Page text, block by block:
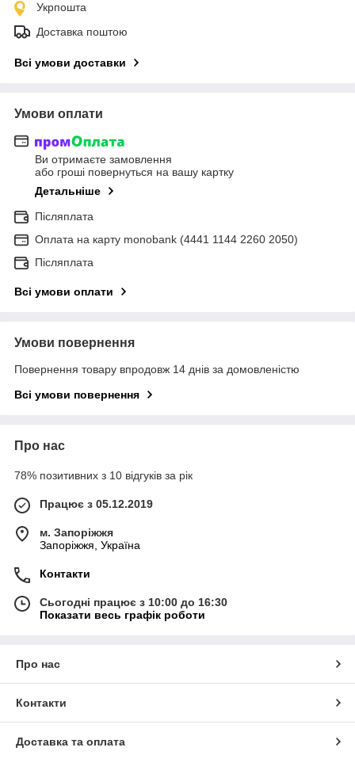
Укрпошта
Доставка поштою
Всі умови доставки
Умови оплати
Ви отримаєте замовлення
або гроші повернуться на вашу картку
Детальніше
Післяплата
Оплата на карту monobank (4441 1144 2260 2050)
Післяплата
Всі умови оплати
Умови повернення
Повернення товару впродовж 14 днів за домовленістю
Всі умови повернення
Про нас
78% позитивних з 10 відгуків за рік
Працює з 05.12.2019
м. Запоріжжя
Запоріжжя, Україна
Контакти
Сьогодні працює з 10:00 до 16:30
Показати весь графік роботи
Про нас
Контакти
Доставка та оплата